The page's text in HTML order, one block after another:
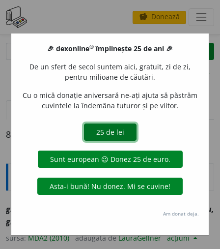
savings Donează
clear
opțiuni
definiții (8) declinări
8 definiții pentru ghiviziu
Explicative DEX
ghiviz
u,
ghiziv
sursa:MDA2 (2010) adăugată deLauraGellner acțiuni
🎉 dexonline® împlinește 25 de ani 🎉
De un sfert de secol suntem aici, gratuit, zi de zi,
pentru milioane de căutări.
Cu o mică donație aniversară ne-ați ajuta să păstrăm
cuvintele la îndemâna tuturor și pe viitor.
Am donat deja.